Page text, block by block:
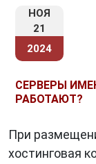
НОЯ
21
2024
СЕРВЕРЫ
РАБОТАЮТ?
При
хостинговая